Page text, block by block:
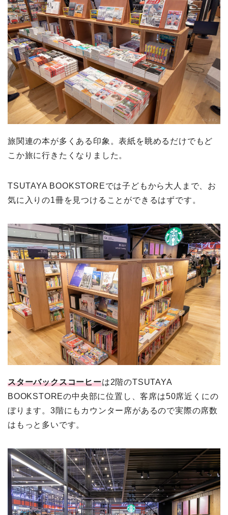
旅関連の本が多くある印象。表紙を眺めるだけでもど
こか旅に行きたくなりました。
TSUTAYA BOOKSTOREでは子どもから大人まで、お
気に入りの1冊を見つけることができるはずです。
スターバックスコーヒーは2階のTSUTAYA
BOOKSTOREの中央部に位置し、客席は50席近くにの
ぼります。3階にもカウンター席があるので実際の席数
はもっと多いです。